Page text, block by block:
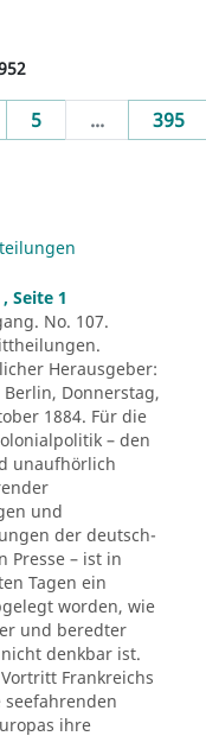
5 ... 395
Seite 1
No. 107.
Herausgeber:
Berlin, Donnerstag,
1884. Für die
– den
unaufhörlich
und
der deutsch-
Presse – ist in
Tagen ein
worden, wie
und beredter
denkbar ist.
Frankreichs
ihre